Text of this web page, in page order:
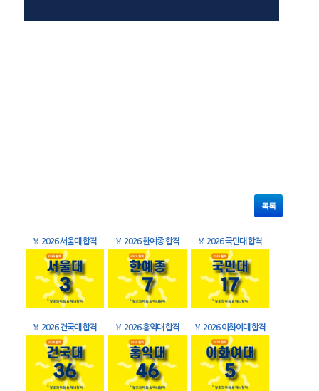
목록
🏅 2026 서울대 합격 🏅 2026 한예종 합격 🏅 2026 국민대 합격
🏅 2026 건국대 합격 🏅 2026 홍익대 합격 🏅 2026 이화여대 합격